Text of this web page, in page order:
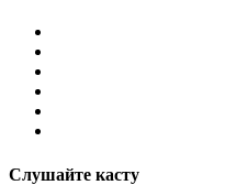
Слушайте касту